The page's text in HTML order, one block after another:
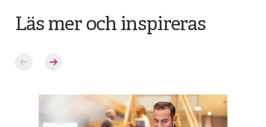
Läs mer och inspireras